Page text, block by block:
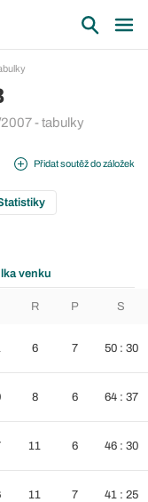
- tabulky
Přidat soutěž do záložek
venku
R P S
6 7 50 : 30
8 6 64 : 37
11 6 46 : 30
11 7 41 : 25